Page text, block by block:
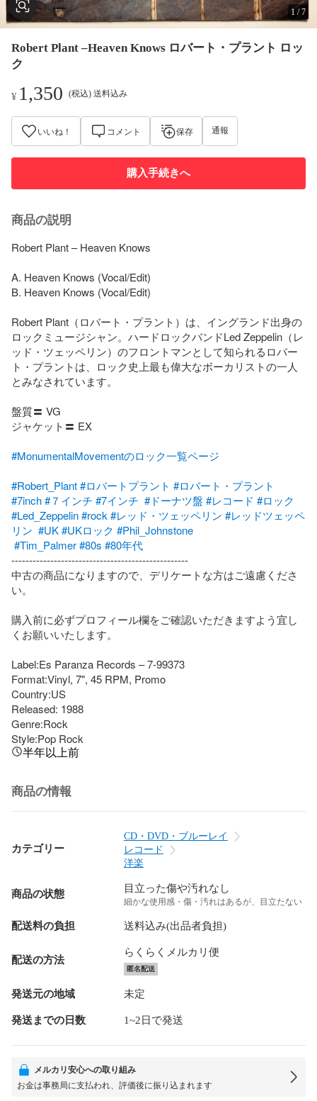
1 /7
Robert Plant –Heaven Knows ロバート・プラント ロッ
ク
¥ 1,350 (税込) 送料込み
いいね！ コメント 保存 通報
購入手続きへ
商品の説明
Robert Plant – Heaven Knows
A. Heaven Knows (Vocal/Edit)
B. Heaven Knows (Vocal/Edit)
Robert Plant（ロバート・プラント）は、イングランド出身の
ロックミュージシャン。ハードロックバンドLed Zeppelin（レ
ッド・ツェッペリン）のフロントマンとして知られるロバー
ト・プラントは、ロック史上最も偉大なボーカリストの一人
とみなされています。
盤質〓 VG
ジャケット〓 EX
#MonumentalMovementのロック一覧ページ
#Robert_Plant#ロバートプラント #ロバート・プラント
#7inch#７インチ #7インチ #ドーナツ盤 #レコード #ロック
#Led_Zeppelin#rock #レッド・ツェッペリン #レッドツェッペ
リン #UK#UKロック #Phil_Johnstone
#Tim_Palmer#80s #80年代
--------------------------------------------------
中古の商品になりますので、デリケートな方はご遠慮くださ
い。
購入前に必ずプロフィール欄をご確認いただきますよう宜し
くお願いいたします。
Label:Es Paranza Records – 7-99373
Format:Vinyl, 7", 45 RPM, Promo
Country:US
Released: 1988
Genre:Rock
Style:Pop Rock
半年以上前
商品の情報
カテゴリー
CD・DVD・ブルーレイ
レコード
洋楽
商品の状態 目立った傷や汚れなし
細かな使用感・傷・汚れはあるが、目立たない
配送料の負担 送料込み(出品者負担)
配送の方法
らくらくメルカリ便
匿名配送
発送元の地域 未定
発送までの日数 1~2日で発送
メルカリ安心への取り組み
お金は事務局に支払われ、評価後に振り込まれます